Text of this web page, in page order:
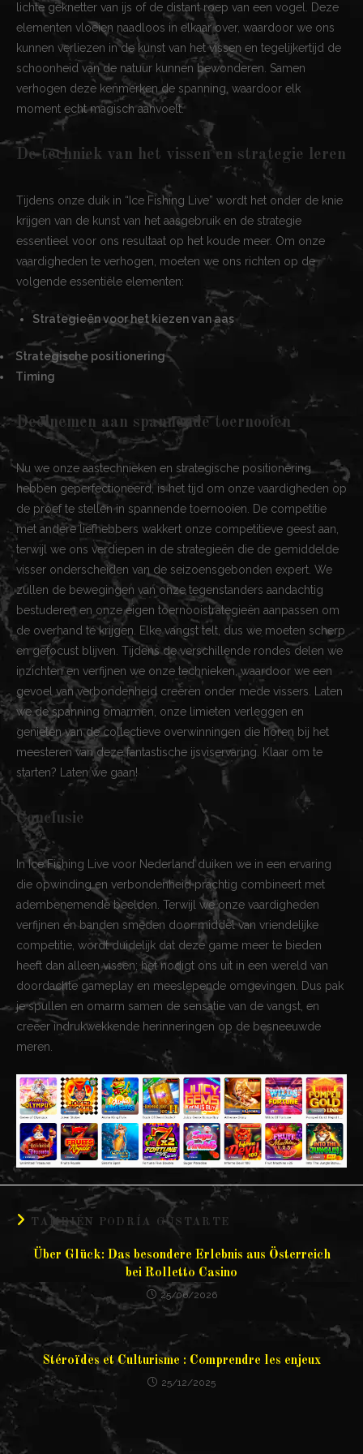
lichte geknetter van ijs of de distant roep van een vogel. Deze
elementen vloeien naadloos in elkaar over, waardoor we ons
kunnen verliezen in de kunst van het vissen en tegelijkertijd de
schoonheid van de natuur kunnen bewonderen. Samen
verhogen deze kenmerken de spanning, waardoor elk
moment echt magisch aanvoelt.
De techniek van het vissen en strategie leren
Tijdens onze duik in “Ice Fishing Live” wordt het onder de knie
krijgen van de kunst van het aasgebruik en de strategie
essentieel voor ons resultaat op het koude meer. Om onze
vaardigheden te verhogen, moeten we ons richten op de
volgende essentiële elementen:
Strategieën voor het kiezen van aas
Strategische positionering
Timing
Deelnemen aan spannende toernooien
Nu we onze aastechnieken en strategische positionering
hebben geperfectioneerd, is het tijd om onze vaardigheden op
de proef te stellen in spannende toernooien. De competitie
met andere liefhebbers wakkert onze competitieve geest aan,
terwijl we ons verdiepen in de strategieën die de gemiddelde
visser onderscheiden van de seizoensgebonden expert. We
zullen de bewegingen van onze tegenstanders aandachtig
bestuderen en onze eigen toernooistrategieën aanpassen om
de overhand te krijgen. Elke vangst telt, dus we moeten scherp
en gefocust blijven. Tijdens de verschillende rondes delen we
inzichten en verfijnen we onze technieken, waardoor we een
gevoel van verbondenheid creëren onder mede vissers. Laten
we de spanning omarmen, onze limieten verleggen en
genieten van de collectieve overwinningen die horen bij het
meesteren van deze fantastische ijsviservaring. Klaar om te
starten? Laten we gaan!
Conclusie
In Ice Fishing Live voor Nederland duiken we in een ervaring
die opwinding en verbondenheid prachtig combineert met
adembenemende beelden. Terwijl we onze vaardigheden
verfijnen en banden smeden door middel van vriendelijke
competitie, wordt duidelijk dat deze game meer te bieden
heeft dan alleen vissen; het nodigt ons uit in een wereld van
doordachte gameplay en meeslepende omgevingen. Dus pak
je spullen en omarm samen de sensatie van de vangst, en
creëer indrukwekkende herinneringen op de besneeuwde
meren.
TAMBIÉN PODRÍA GUSTARTE
Über Glück: Das besondere Erlebnis aus Österreich
bei Rolletto Casino
25/06/2026
Stéroïdes et Culturisme : Comprendre les enjeux
25/12/2025